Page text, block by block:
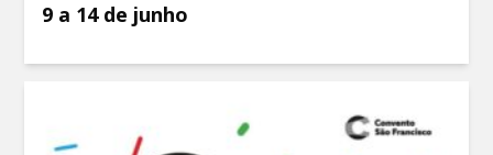
9 a 14 de junho